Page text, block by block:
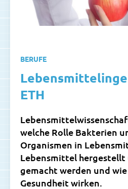
BERUFE
ETH
welche Rolle Bakterien
Organismen in
Lebensmittel
gemacht werden und
Gesundheit wirken.